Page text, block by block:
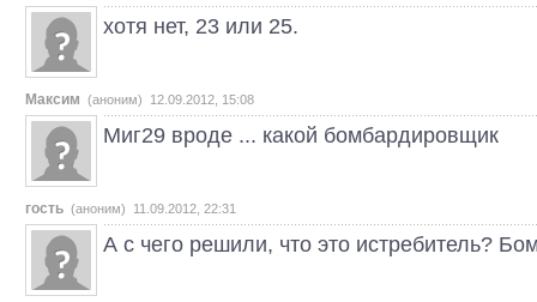
хотя нет, 23 или 25.
Максим (аноним) 12.09.2012, 15:08
Миг29 вроде ... какой бомбардировщик
гость (аноним) 11.09.2012, 22:31
А с чего решили, что это истребитель?